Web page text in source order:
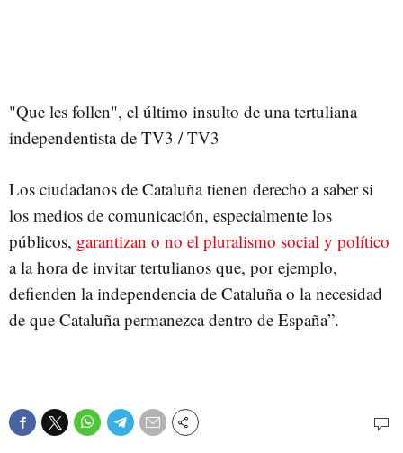
"Que les follen", el último insulto de una tertuliana
independentista de TV3 / TV3
Los ciudadanos de Cataluña tienen derecho a saber si
los medios de comunicación, especialmente los
públicos, garantizan o no el pluralismo social y político
a la hora de invitar tertulianos que, por ejemplo,
defienden la independencia de Cataluña o la necesidad
de que Cataluña permanezca dentro de España”.